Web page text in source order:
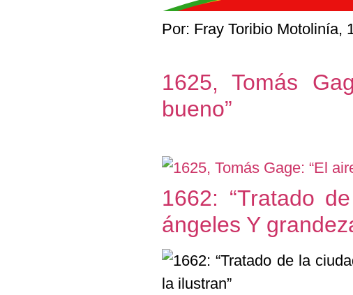
Por: Fray Toribio Motolinía,
1625, Tomás
bueno”
1662: “Tratado
ángeles Y